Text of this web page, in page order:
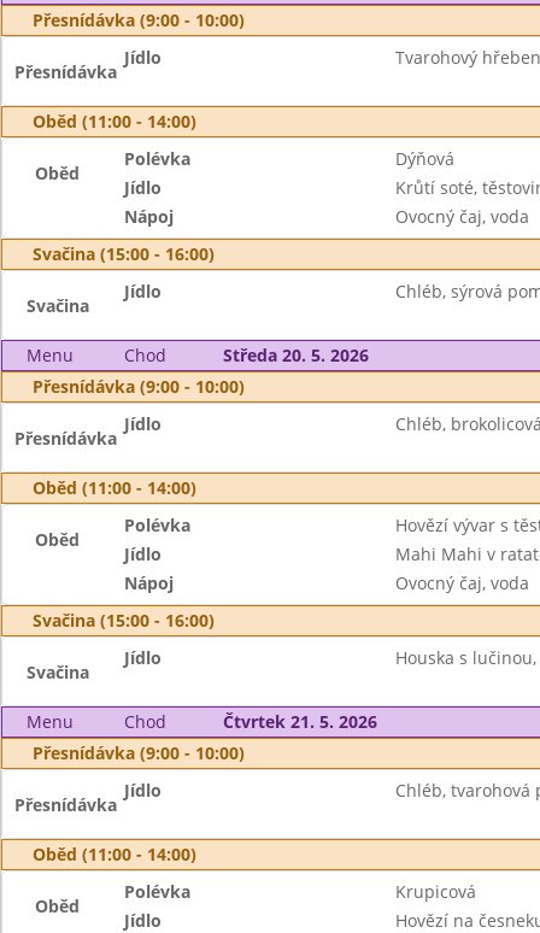
Přesnídávka (9:00 - 10:00)
Přesnídávka
Jídlo Tvarohový
Oběd (11:00 - 14:00)
Oběd
Polévka
Dýňová
Jídlo
Krůtí soté,
Nápoj
Ovocný čaj, voda
Svačina (15:00 - 16:00)
Svačina
Jídlo Chléb, sýrová
Menu Chod
Středa 20. 5. 2026
Přesnídávka (9:00 - 10:00)
Přesnídávka
Jídlo Chléb,
Oběd (11:00 - 14:00)
Oběd
Polévka
Hovězí vývar s
Jídlo
Mahi Mahi v
Nápoj
Ovocný čaj, voda
Svačina (15:00 - 16:00)
Svačina
Jídlo Houska s
Menu Chod
Čtvrtek 21. 5. 2026
Přesnídávka (9:00 - 10:00)
Přesnídávka
Jídlo Chléb, tvarohová
Oběd (11:00 - 14:00)
Oběd
Polévka
Krupicová
Jídlo
Hovězí na